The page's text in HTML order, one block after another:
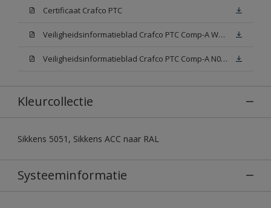
Certificaat Crafco PTC
Veiligheidsinformatieblad Crafco PTC Comp-A W05 (MSDS)
Veiligheidsinformatieblad Crafco PTC Comp-A N00 (MSDS)
Kleurcollectie
Sikkens 5051, Sikkens ACC naar RAL
Systeeminformatie